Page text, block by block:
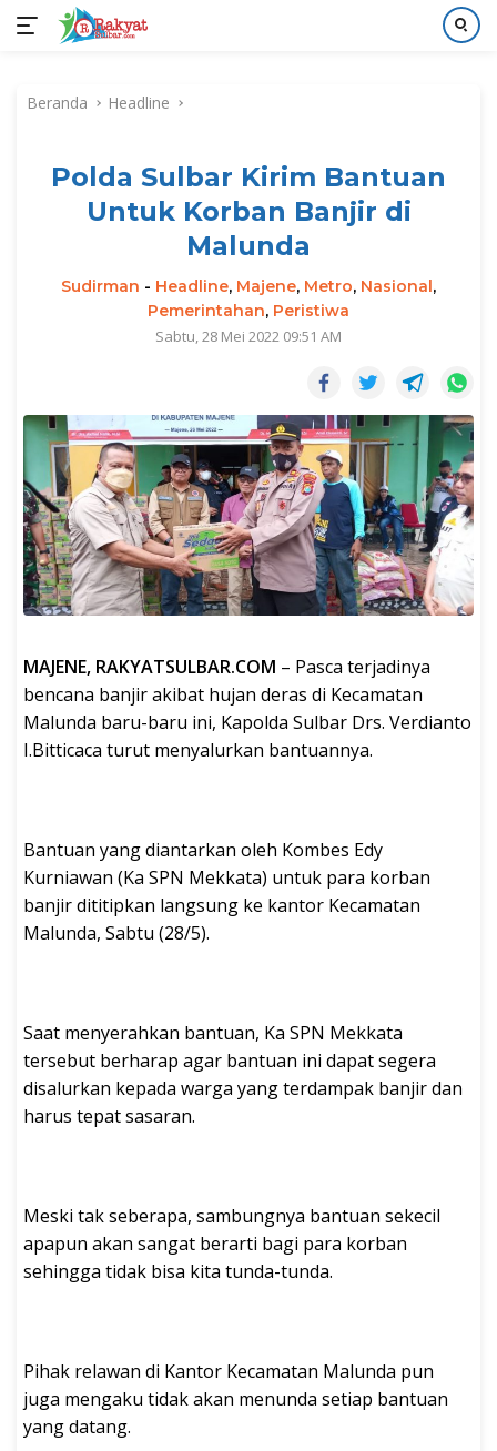
kontenBeranda Headline
Polda Sulbar Kirim Bantuan
Untuk Korban Banjir di
Malunda
Sudirman - Headline, Majene, Metro, Nasional,
Pemerintahan, Peristiwa
Sabtu, 28 Mei 2022 09:51 AM
MAJENE, RAKYATSULBAR.COM – Pasca terjadinya
bencana banjir akibat hujan deras di Kecamatan
Malunda baru-baru ini, Kapolda Sulbar Drs. Verdianto
I.Bitticaca turut menyalurkan bantuannya.
Bantuan yang diantarkan oleh Kombes Edy
Kurniawan (Ka SPN Mekkata) untuk para korban
banjir dititipkan langsung ke kantor Kecamatan
Malunda, Sabtu (28/5).
Saat menyerahkan bantuan, Ka SPN Mekkata
tersebut berharap agar bantuan ini dapat segera
disalurkan kepada warga yang terdampak banjir dan
harus tepat sasaran.
Meski tak seberapa, sambungnya bantuan sekecil
apapun akan sangat berarti bagi para korban
sehingga tidak bisa kita tunda-tunda.
Pihak relawan di Kantor Kecamatan Malunda pun
juga mengaku tidak akan menunda setiap bantuan
yang datang.